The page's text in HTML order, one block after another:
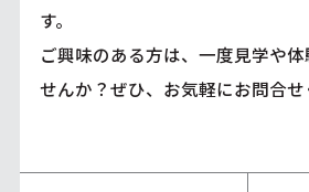
す。
ご興味のある方は、一度見学や
せんか？ぜひ、お気軽にお問合せ